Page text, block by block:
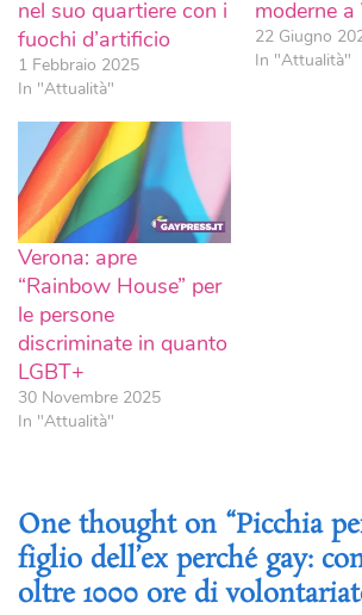
nel suo quartiere con i
fuochi d’artificio
1 Febbraio 2025
In "Attualità"
moderne a
22 Giugno
In "Attualità"
Verona: apre
“Rainbow House” per
le persone
discriminate in quanto
LGBT+
30 Novembre 2025
In "Attualità"
One thought on “Picchia
figlio dell’ex perché gay:
oltre 1000 ore di